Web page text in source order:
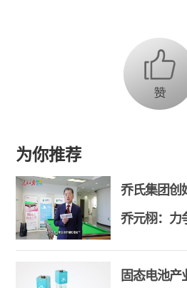
为你推荐
乔氏集团创
乔元栩：力
和合共生精
固态电池产